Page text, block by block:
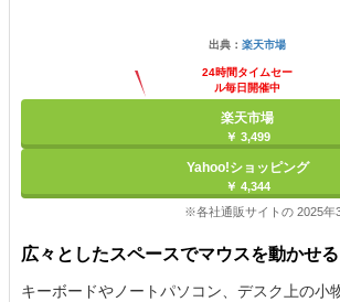
出典： 楽天市場
24時間タイムセー
ル毎日開催中
楽天市場
￥ 3,499
Yahoo!ショッピング
￥ 4,344
※各社通販サイトの 2025年
広々としたスペースでマウスを動かせる
キーボードやノートパソコン、デスク上の小